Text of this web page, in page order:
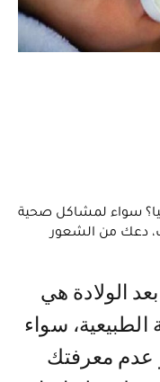
سواء لمشاكل صحية
دعك من الشعور
سواء
عدم معرفتك